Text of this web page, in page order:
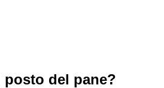
posto del pane?